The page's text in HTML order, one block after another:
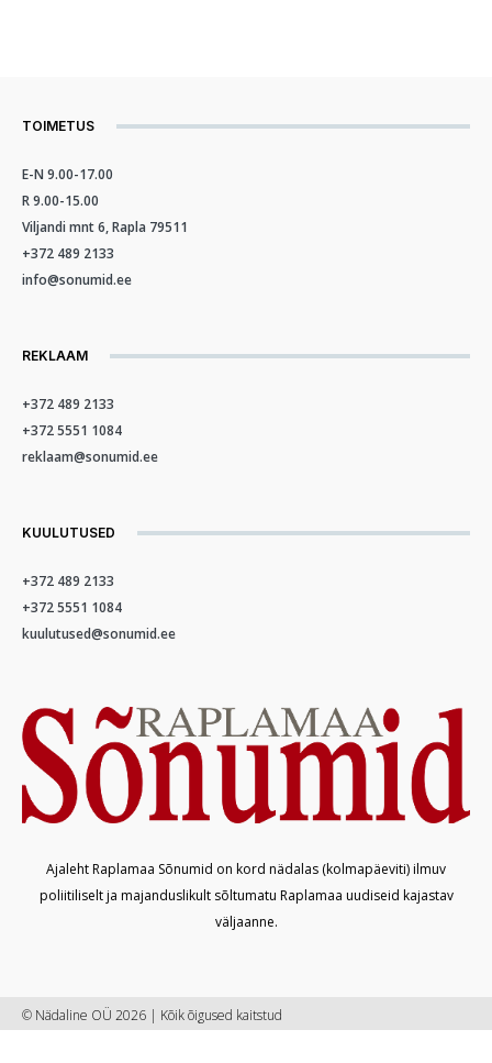
TOIMETUS
E-N 9.00-17.00
R 9.00-15.00
Viljandi mnt 6, Rapla 79511
+372 489 2133
info@sonumid.ee
REKLAAM
+372 489 2133
+372 5551 1084
reklaam@sonumid.ee
KUULUTUSED
+372 489 2133
+372 5551 1084
kuulutused@sonumid.ee
Ajaleht Raplamaa Sõnumid on kord nädalas (kolmapäeviti) ilmuv
poliitiliselt ja majanduslikult sõltumatu Raplamaa uudiseid kajastav
väljaanne.
© Nädaline OÜ 2026 | Kõik õigused kaitstud